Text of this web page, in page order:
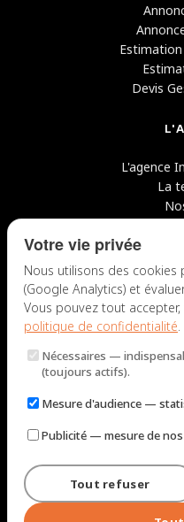
Devis
L'agence
La
NOUS
Lun – Jeu
© 2026 Immobilière Pujol
Mentions légales et tarifs
Votre vie privée
Nous utilisons des cookies
(Google Analytics) et
Vous pouvez tout
politique de confidentialité.
Nécessaires —
(toujours actifs).
Mesure d'audience —
Publicité — mesure de nos
Tout refuser